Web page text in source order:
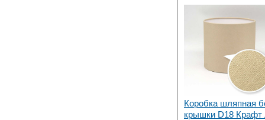
Коробка шляпная
крышки D18 Крафт